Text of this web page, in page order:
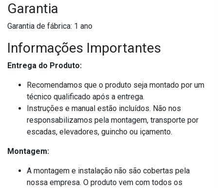
Garantia
Garantia de fábrica: 1 ano
Informações Importantes
Entrega do Produto:
Recomendamos que o produto seja montado por um
técnico qualificado após a entrega.
Instruções e manual estão incluídos. Não nos
responsabilizamos pela montagem, transporte por
escadas, elevadores, guincho ou içamento.
Montagem:
A montagem e instalação não são cobertas pela
nossa empresa. O produto vem com todos os